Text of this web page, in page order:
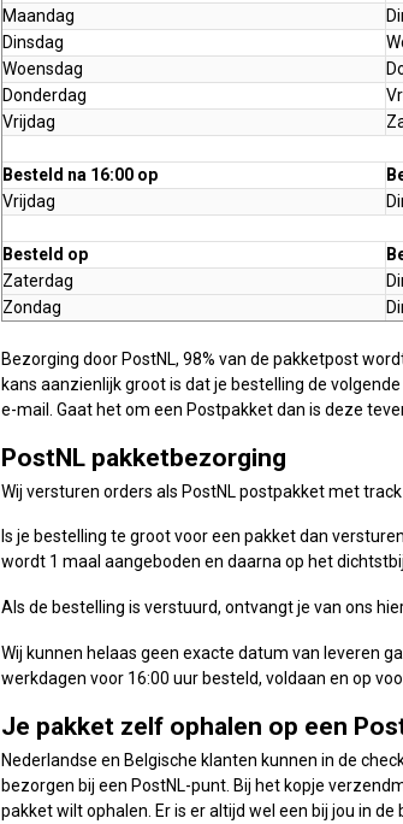
Maandag
Dinsdag
Woensdag
Donderdag
Vrijdag
Besteld na 16:00 op
Vrijdag
Besteld op
Zaterdag
Zondag
Bezorging door PostNL, 98% van de pakketpost
kans aanzienlijk groot is dat je bestelling de
e-mail. Gaat het om een Postpakket dan is deze
PostNL pakketbezorging
Wij versturen orders als PostNL postpakket met track
Is je bestelling te groot voor een pakket dan
wordt 1 maal aangeboden en daarna op het
Als de bestelling is verstuurd, ontvangt je van ons
Wij kunnen helaas geen exacte datum van leveren
werkdagen voor 16:00 uur besteld, voldaan en op
Je pakket zelf ophalen op een
Nederlandse en Belgische klanten kunnen in de
bezorgen bij een PostNL-punt. Bij het kopje
pakket wilt ophalen. Er is er altijd wel een bij jou in